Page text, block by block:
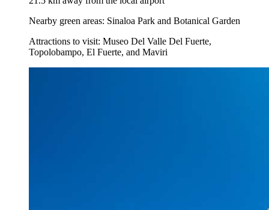
Nearby green areas: Sinaloa Park and Botanical Garden
Attractions to visit: Museo Del Valle Del Fuerte,
Topolobampo, El Fuerte, and Maviri